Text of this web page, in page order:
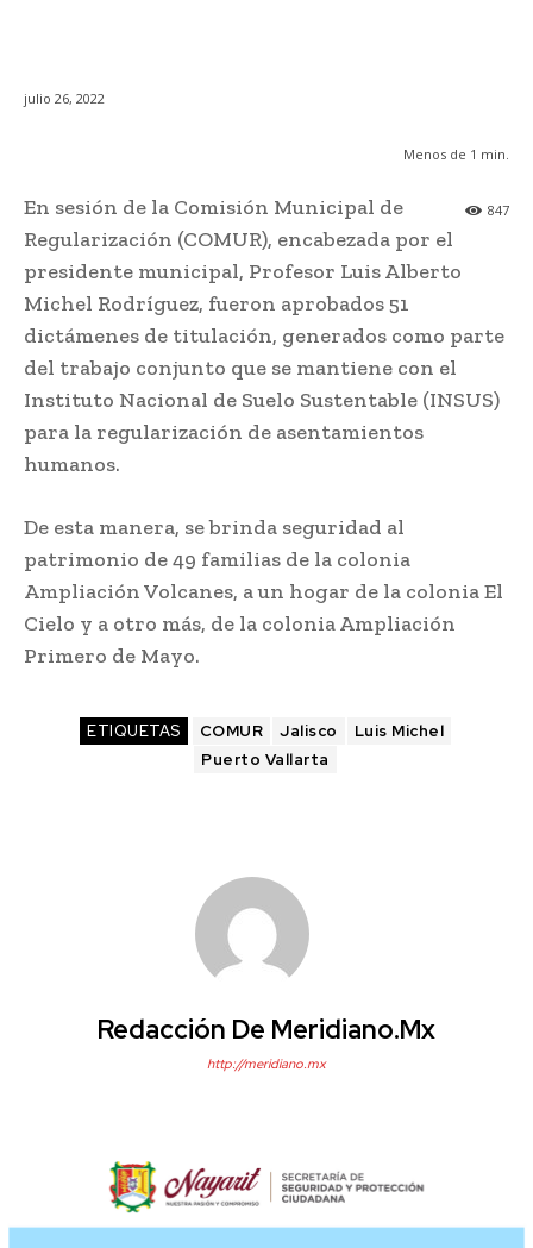
julio 26, 2022
Menos de 1 min.
847
En sesión de la Comisión Municipal de
Regularización (COMUR), encabezada por el
presidente municipal, Profesor Luis Alberto
Michel Rodríguez, fueron aprobados 51
dictámenes de titulación, generados como parte
del trabajo conjunto que se mantiene con el
Instituto Nacional de Suelo Sustentable (INSUS)
para la regularización de asentamientos
humanos.
De esta manera, se brinda seguridad al
patrimonio de 49 familias de la colonia
Ampliación Volcanes, a un hogar de la colonia El
Cielo y a otro más, de la colonia Ampliación
Primero de Mayo.
ETIQUETAS COMUR Jalisco
Luis Michel
Puerto Vallarta
Redacción De Meridiano.mx
http://meridiano.mx